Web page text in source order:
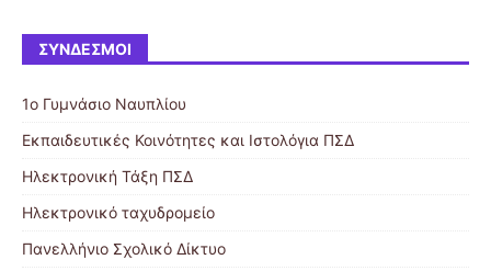
ΣΎΝΔΕΣΜΟΙ
1ο Γυμνάσιο Ναυπλίου
Εκπαιδευτικές Κοινότητες και Ιστολόγια ΠΣΔ
Ηλεκτρονική Τάξη ΠΣΔ
Ηλεκτρονικό ταχυδρομείο
Πανελλήνιο Σχολικό Δίκτυο